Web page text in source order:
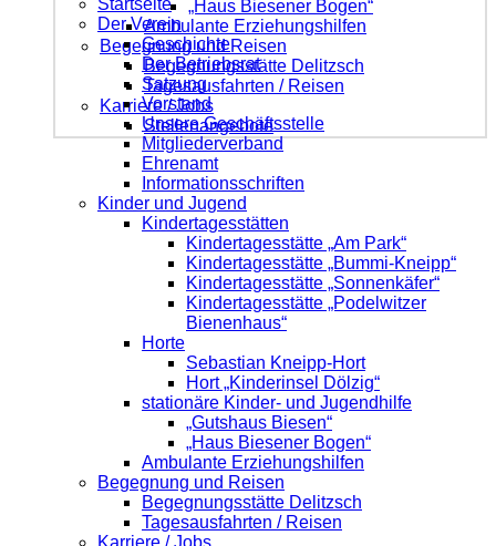
„Haus Biesener Bogen“
Ambulante Erziehungshilfen
Begegnung und Reisen
Begegnungsstätte Delitzsch
Tagesausfahrten / Reisen
Karriere / Jobs
Stellenangebote
Der Verein
Geschichte
Der Betriebsrat
Satzung
Vorstand
Unsere Geschäftsstelle
Mitgliederverband
Ehrenamt
Informationsschriften
Kinder und Jugend
Kindertagesstätten
Kindertagesstätte „Am Park“
Kindertagesstätte „Bummi-Kneipp“
Kindertagesstätte „Sonnenkäfer“
Kindertagesstätte „Podelwitzer
Bienenhaus“
Horte
Sebastian Kneipp-Hort
Hort „Kinderinsel Dölzig“
stationäre Kinder- und Jugendhilfe
„Gutshaus Biesen“
„Haus Biesener Bogen“
Ambulante Erziehungshilfen
Begegnung und Reisen
Begegnungsstätte Delitzsch
Tagesausfahrten / Reisen
Karriere / Jobs